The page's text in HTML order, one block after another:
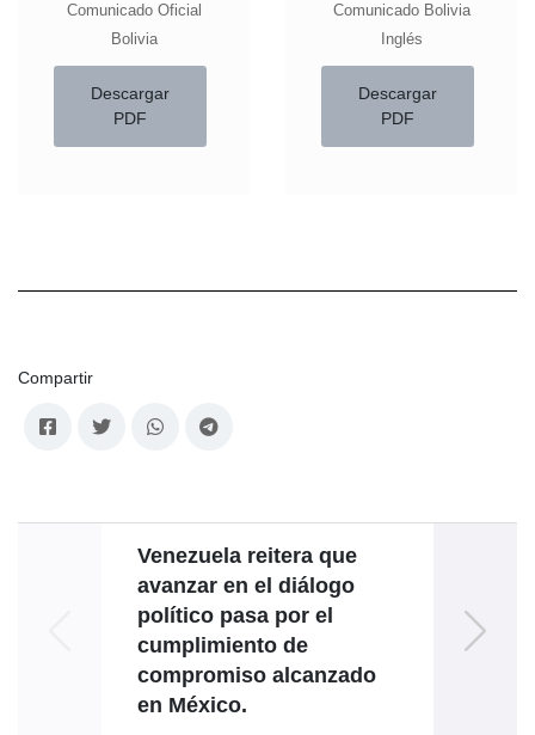
Comunicado Oficial
Bolivia
Descargar
PDF
Comunicado Bolivia
Inglés
Descargar
PDF
Compartir
Venezuela reitera que
avanzar en el diálogo
político pasa por el
cumplimiento de
compromiso alcanzado
en México.